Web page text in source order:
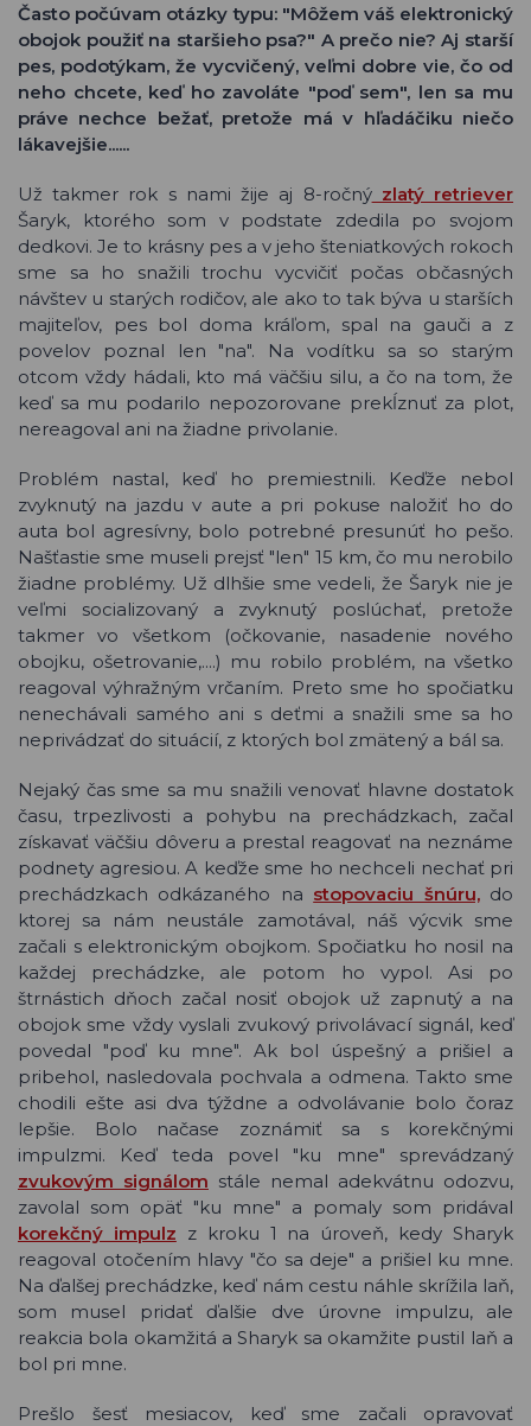
Často počúvam otázky typu: "Môžem váš elektronický
obojok použiť na staršieho psa?" A prečo nie? Aj starší
pes, podotýkam, že vycvičený, veľmi dobre vie, čo od
neho chcete, keď ho zavoláte "poď sem", len sa mu
práve nechce bežať, pretože má v hľadáčiku niečo
lákavejšie......
Už takmer rok s nami žije aj 8-ročnýzlatý retriever
Šaryk, ktorého som v podstate zdedila po svojom
dedkovi. Je to krásny pes a v jeho šteniatkových rokoch
sme sa ho snažili trochu vycvičiť počas občasných
návštev u starých rodičov, ale ako to tak býva u starších
majiteľov, pes bol doma kráľom, spal na gauči a z
povelov poznal len "na". Na vodítku sa so starým
otcom vždy hádali, kto má väčšiu silu, a čo na tom, že
keď sa mu podarilo nepozorovane prekĺznuť za plot,
nereagoval ani na žiadne privolanie.
Problém nastal, keď ho premiestnili. Keďže nebol
zvyknutý na jazdu v aute a pri pokuse naložiť ho do
auta bol agresívny, bolo potrebné presunúť ho pešo.
Našťastie sme museli prejsť "len" 15 km, čo mu nerobilo
žiadne problémy. Už dlhšie sme vedeli, že Šaryk nie je
veľmi socializovaný a zvyknutý poslúchať, pretože
takmer vo všetkom (očkovanie, nasadenie nového
obojku, ošetrovanie,....) mu robilo problém, na všetko
reagoval výhražným vrčaním. Preto sme ho spočiatku
nenechávali samého ani s deťmi a snažili sme sa ho
neprivádzať do situácií, z ktorých bol zmätený a bál sa.
Nejaký čas sme sa mu snažili venovať hlavne dostatok
času, trpezlivosti a pohybu na prechádzkach, začal
získavať väčšiu dôveru a prestal reagovať na neznáme
podnety agresiou. A keďže sme ho nechceli nechať pri
prechádzkach odkázaného na stopovaciu šnúru,do
ktorej sa nám neustále zamotával, náš výcvik sme
začali s elektronickým obojkom. Spočiatku ho nosil na
každej prechádzke, ale potom ho vypol. Asi po
štrnástich dňoch začal nosiť obojok už zapnutý a na
obojok sme vždy vyslali zvukový privolávací signál, keď
povedal "poď ku mne". Ak bol úspešný a prišiel a
pribehol, nasledovala pochvala a odmena. Takto sme
chodili ešte asi dva týždne a odvolávanie bolo čoraz
lepšie. Bolo načase zoznámiť sa s korekčnými
impulzmi. Keď teda povel "ku mne" sprevádzaný
zvukovým signálom stále nemal adekvátnu odozvu,
zavolal som opäť "ku mne" a pomaly som pridával
korekčný impulz z kroku 1 na úroveň, kedy Sharyk
reagoval otočením hlavy "čo sa deje" a prišiel ku mne.
Na ďalšej prechádzke, keď nám cestu náhle skrížila laň,
som musel pridať ďalšie dve úrovne impulzu, ale
reakcia bola okamžitá a Sharyk sa okamžite pustil laň a
bol pri mne.
Prešlo šesť mesiacov, keď sme začali opravovať